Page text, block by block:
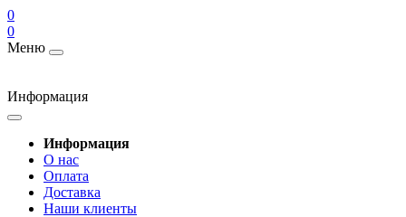
0
0
Меню
Информация
Информация
О нас
Оплата
Доставка
Наши клиенты